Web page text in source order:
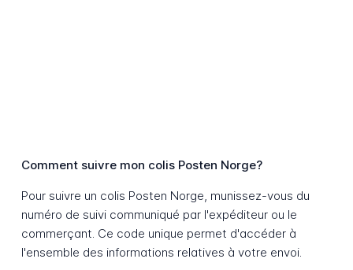
Comment suivre mon colis Posten Norge?
Pour suivre un colis Posten Norge, munissez-vous du
numéro de suivi communiqué par l'expéditeur ou le
commerçant. Ce code unique permet d'accéder à
l'ensemble des informations relatives à votre envoi.